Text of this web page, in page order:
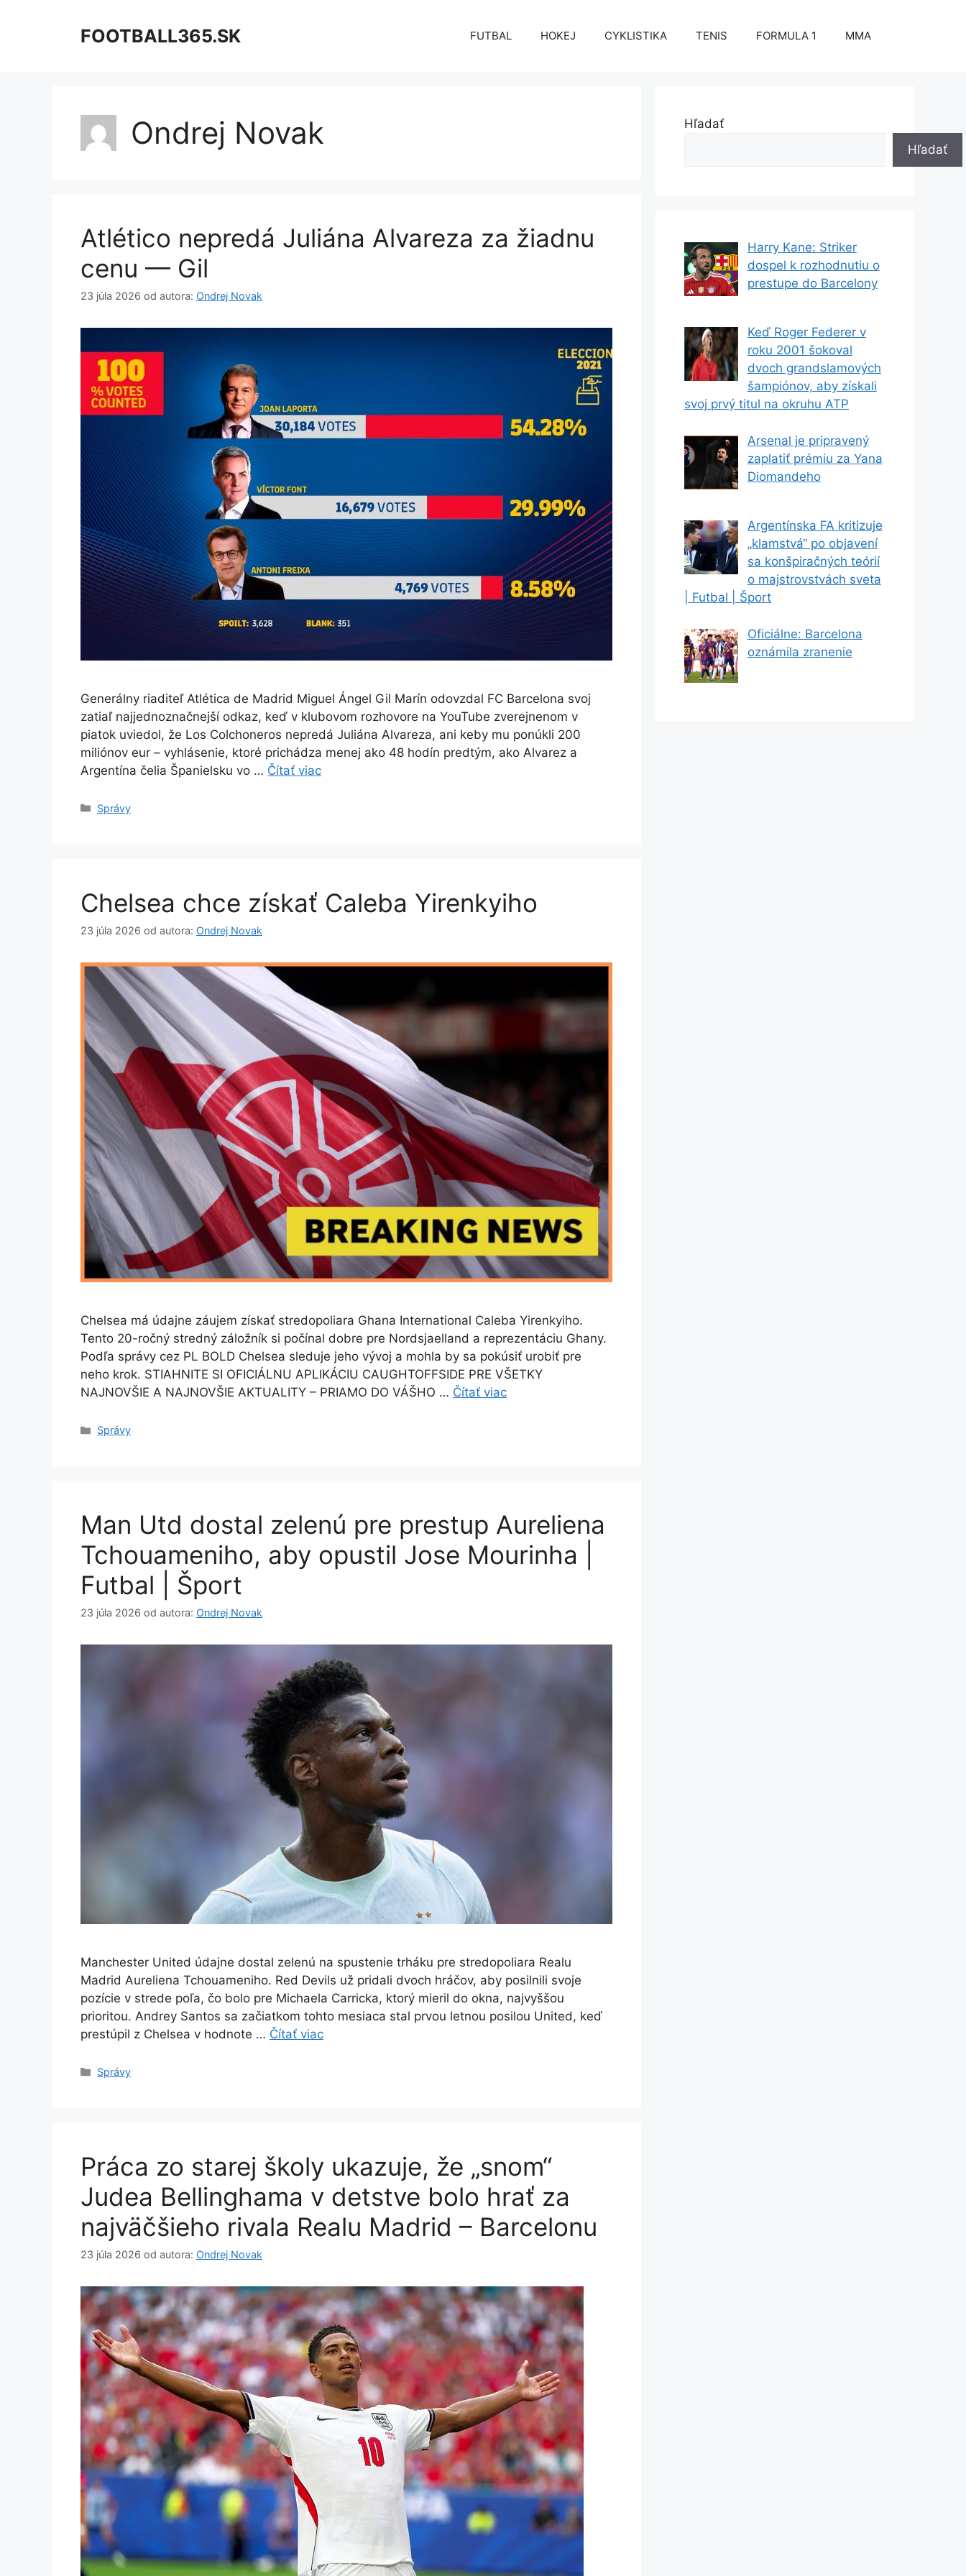
FOOTBALL365.SK FUTBAL HOKEJ CYKLISTIKA TENIS FORMULA 1 MMA
Ondrej Novak
Atlético nepredá Juliána Alvareza za žiadnu
cenu — Gil
23 júla 2026 od autora: Ondrej Novak
Generálny riaditeľ Atlética de Madrid Miguel Ángel Gil Marín odovzdal FC Barcelona svoj
zatiaľ najjednoznačnejší odkaz, keď v klubovom rozhovore na YouTube zverejnenom v
piatok uviedol, že Los Colchoneros nepredá Juliána Alvareza, ani keby mu ponúkli 200
miliónov eur – vyhlásenie, ktoré prichádza menej ako 48 hodín predtým, ako Alvarez a
Argentína čelia Španielsku vo … Čítať viac
Kategórie
Správy
Chelsea chce získať Caleba Yirenkyiho
23 júla 2026 od autora: Ondrej Novak
Chelsea má údajne záujem získať stredopoliara Ghana International Caleba Yirenkyiho.
Tento 20-ročný stredný záložník si počínal dobre pre Nordsjaelland a reprezentáciu Ghany.
Podľa správy cez PL BOLD Chelsea sleduje jeho vývoj a mohla by sa pokúsiť urobiť pre
neho krok. STIAHNITE SI OFICIÁLNU APLIKÁCIU CAUGHTOFFSIDE PRE VŠETKY
NAJNOVŠIE A NAJNOVŠIE AKTUALITY – PRIAMO DO VÁŠHO … Čítať viac
Kategórie
Správy
Man Utd dostal zelenú pre prestup Aureliena
Tchouameniho, aby opustil Jose Mourinha |
Futbal | Šport
23 júla 2026 od autora: Ondrej Novak
Manchester United údajne dostal zelenú na spustenie trháku pre stredopoliara Realu
Madrid Aureliena Tchouameniho. Red Devils už pridali dvoch hráčov, aby posilnili svoje
pozície v strede poľa, čo bolo pre Michaela Carricka, ktorý mieril do okna, najvyššou
prioritou. Andrey Santos sa začiatkom tohto mesiaca stal prvou letnou posilou United, keď
prestúpil z Chelsea v hodnote … Čítať viac
Kategórie
Správy
Práca zo starej školy ukazuje, že „snom“
Judea Bellinghama v detstve bolo hrať za
najväčšieho rivala Realu Madrid – Barcelonu
23 júla 2026 od autora: Ondrej Novak
Hľadať
Hľadať
Harry Kane: Striker
dospel k rozhodnutiu o
prestupe do Barcelony
Keď Roger Federer v
roku 2001 šokoval
dvoch grandslamových
šampiónov, aby získali
svoj prvý titul na okruhu ATP
Arsenal je pripravený
zaplatiť prémiu za Yana
Diomandeho
Argentínska FA kritizuje
„klamstvá“ po objavení
sa konšpiračných teórií
o majstrovstvách sveta
| Futbal | Šport
Oficiálne: Barcelona
oznámila zranenie